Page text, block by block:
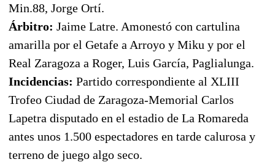
Min.88, Jorge Ortí.
Árbitro: Jaime Latre. Amonestó con cartulina
amarilla por el Getafe a Arroyo y Miku y por el
Real Zaragoza a Roger, Luis García, Paglialunga.
Incidencias: Partido correspondiente al XLIII
Trofeo Ciudad de Zaragoza-Memorial Carlos
Lapetra disputado en el estadio de La Romareda
antes unos 1.500 espectadores en tarde calurosa y
terreno de juego algo seco.